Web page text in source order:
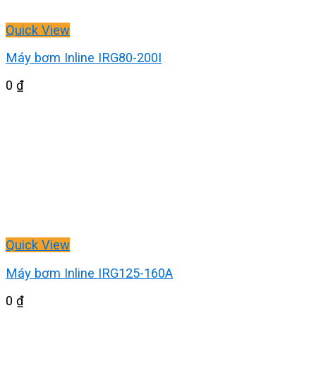
Quick View
Máy bơm Inline IRG80-200I
0 ₫
Quick View
Máy bơm Inline IRG125-160A
0 ₫